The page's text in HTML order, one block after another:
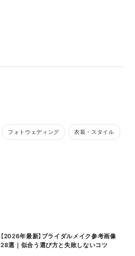
フォトウェディング 衣装・スタイル
【2026年最新】ブライダルメイク参考画像
28選｜似合う選び方と失敗しないコツ